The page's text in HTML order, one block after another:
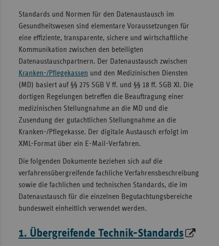
Standards und Normen für den Datenaustausch im
Gesundheitswesen sind elementare Voraussetzungen für
eine effiziente, transparente, sichere und wirtschaftliche
Kommunikation zwischen den beteiligten
Datenaustauschpartnern. Der Datenaustausch zwischen
Kranken-/Pflegekassen und den Medizinischen Diensten
(MD) basiert auf §§ 275 SGB V ff. und §§ 18 ff. SGB XI. Die
dortigen Regelungen betreffen die Beauftragung einer
medizinischen Stellungnahme an die MD und die
Zusendung der gutachtlichen Stellungnahme an die
Kranken-/Pflegekasse. Der digitale Austausch erfolgt im
XML-Format über ein E-Mail-Verfahren.
Die folgenden Dokumente beziehen sich auf die
verfahrensübergreifende fachliche Verfahrensbeschreibung
sowie die fachlichen und technischen Standards, die im
Datenaustausch für die einzelnen Begutachtungsbereiche
bundesweit einheitlich verwendet werden.
1. Übergreifende Technik-Standards